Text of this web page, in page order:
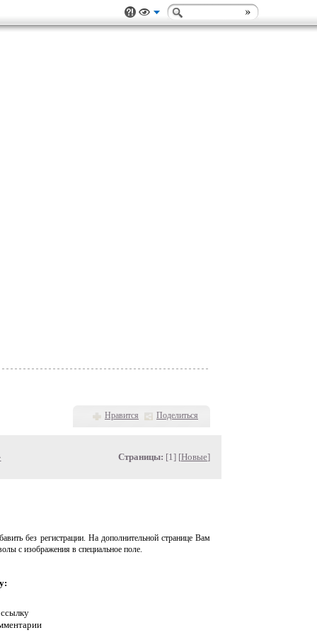
Нравится Поделиться
Страницы: [1] [Новые]
без регистрации. На дополнительной странице Вам
с изображения в специальное поле.